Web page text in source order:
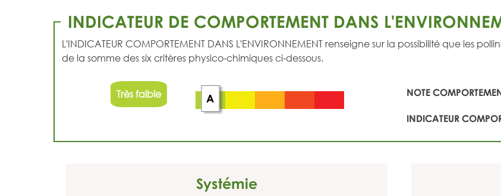
INDICATEUR DE COMPORTEMENT DANS
L'INDICATEUR COMPORTEMENT DANS L'ENVIRONNEMENT renseigne sur la possibilité que les
de la somme des six critères physico-chimiques ci-dessous.
Très faible A NOTE
INDICATEUR
Systémie